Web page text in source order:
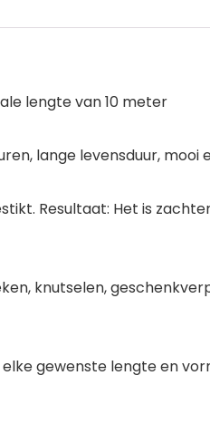
lengte van 10 meter
lange levensduur, mooi
Resultaat: Het is
knutselen,
gewenste lengte en